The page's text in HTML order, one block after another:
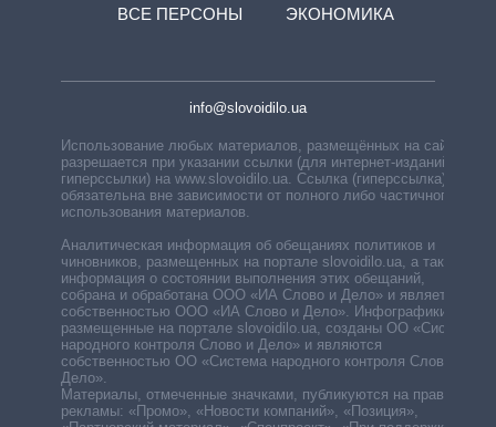
ВСЕ ПЕРСОНЫ
ЭКОНОМИКА
info@slovoidilo.ua
Использование любых материалов, размещённых на сайте,
разрешается при указании ссылки (для интернет-изданий —
гиперссылки) на www.slovoidilo.ua. Ссылка (гиперссылка)
обязательна вне зависимости от полного либо частичного
использования материалов.
Аналитическая информация об обещаниях политиков и
чиновников, размещенных на портале slovoidilo.ua, а также
информация о состоянии выполнения этих обещаний,
собрана и обработана ООО «ИА Слово и Дело» и является
собственностью ООО «ИА Слово и Дело». Инфографики,
размещенные на портале slovoidilo.ua, созданы ОО «Система
народного контроля Слово и Дело» и являются
собственностью ОО «Система народного контроля Слово и
Дело».
Материалы, отмеченные значками, публикуются на правах
рекламы: «Промо», «Новости компаний», «Позиция»,